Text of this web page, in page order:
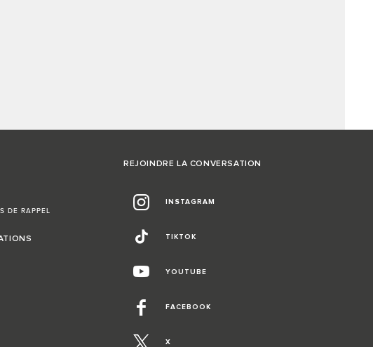
DE RAPPEL
REJOINDRE LA CONVERSATION
INSTAGRAM
TIKTOK
YOUTUBE
FACEBOOK
X